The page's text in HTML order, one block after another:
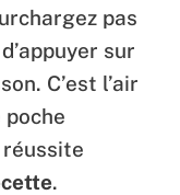
pas
sur
C’est l’air
réussite
.